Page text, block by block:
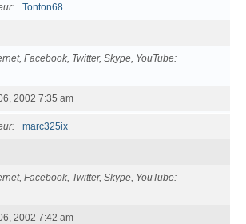
Tonton68
Facebook, Twitter, Skype, YouTube
2002 7:35 am
marc325ix
Facebook, Twitter, Skype, YouTube
2002 7:42 am